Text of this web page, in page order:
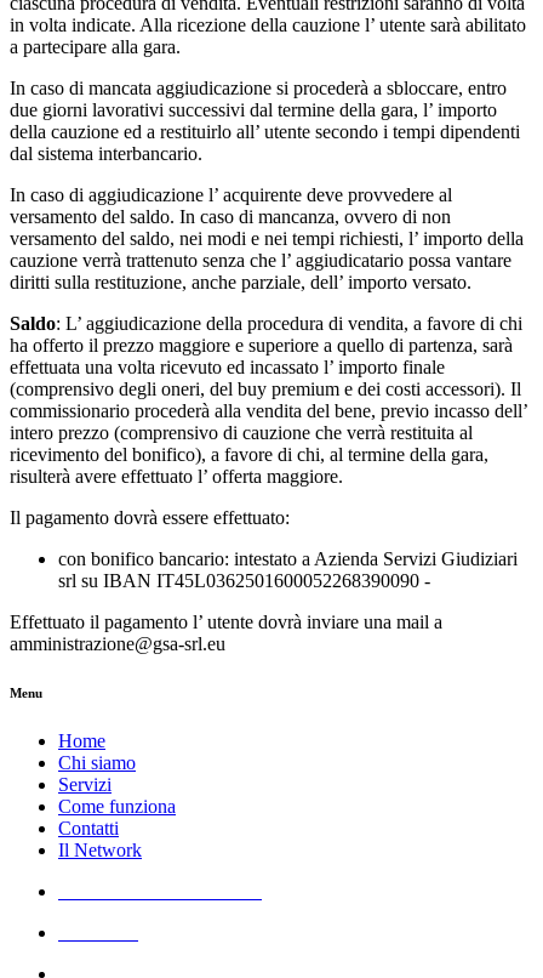
in volta indicate. Alla ricezione della cauzione l’ utente sarà abilitato
a partecipare alla gara.
In caso di mancata aggiudicazione si procederà a sbloccare, entro
due giorni lavorativi successivi dal termine della gara, l’ importo
della cauzione ed a restituirlo all’ utente secondo i tempi dipendenti
dal sistema interbancario.
In caso di aggiudicazione l’ acquirente deve provvedere al
versamento del saldo. In caso di mancanza, ovvero di non
versamento del saldo, nei modi e nei tempi richiesti, l’ importo della
cauzione verrà trattenuto senza che l’ aggiudicatario possa vantare
diritti sulla restituzione, anche parziale, dell’ importo versato.
Saldo: L’ aggiudicazione della procedura di vendita, a favore di chi
ha offerto il prezzo maggiore e superiore a quello di partenza, sarà
effettuata una volta ricevuto ed incassato l’ importo finale
(comprensivo degli oneri, del buy premium e dei costi accessori). Il
commissionario procederà alla vendita del bene, previo incasso dell’
intero prezzo (comprensivo di cauzione che verrà restituita al
ricevimento del bonifico), a favore di chi, al termine della gara,
risulterà avere effettuato l’ offerta maggiore.
Il pagamento dovrà essere effettuato:
con bonifico bancario: intestato a Azienda Servizi Giudiziari
srl su IBAN IT45L0362501600052268390090 -
Effettuato il pagamento l’ utente dovrà inviare una mail a
amministrazione@gsa-srl.eu
Menu
Home
Chi siamo
Servizi
Come funziona
Contatti
Il Network